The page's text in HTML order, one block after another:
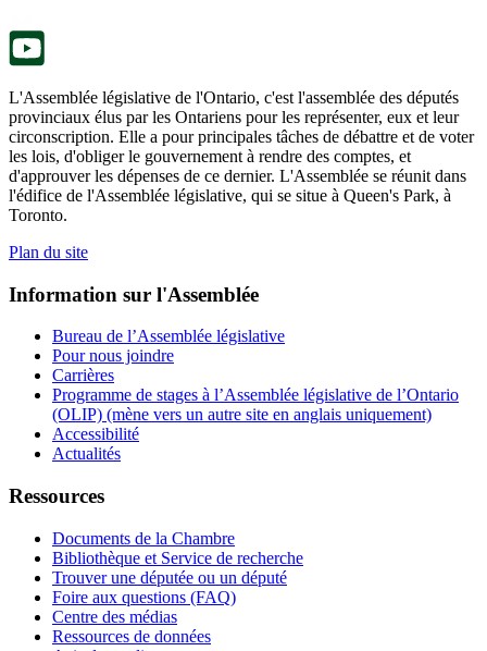
L'Assemblée législative de l'Ontario, c'est l'assemblée des députés
provinciaux élus par les Ontariens pour les représenter, eux et leur
circonscription. Elle a pour principales tâches de débattre et de voter
les lois, d'obliger le gouvernement à rendre des comptes, et
d'approuver les dépenses de ce dernier. L'Assemblée se réunit dans
l'édifice de l'Assemblée législative, qui se situe à Queen's Park, à
Toronto.
Plan du site
Information sur l'Assemblée
Bureau de l’Assemblée législative
Pour nous joindre
Carrières
Programme de stages à l’Assemblée législative de l’Ontario
(OLIP) (mène vers un autre site en anglais uniquement)
Accessibilité
Actualités
Ressources
Documents de la Chambre
Bibliothèque et Service de recherche
Trouver une députée ou un député
Foire aux questions (FAQ)
Centre des médias
Ressources de données